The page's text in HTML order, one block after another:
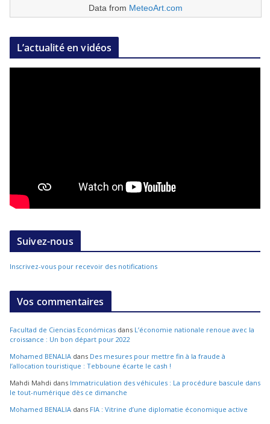
Data from MeteoArt.com
L’actualité en vidéos
Suivez-nous
Inscrivez-vous pour recevoir des notifications
Vos commentaires
Facultad de Ciencias Económicas dans L’économie nationale renoue avec la
croissance : Un bon départ pour 2022
Mohamed BENALIA dans Des mesures pour mettre fin à la fraude à
l’allocation touristique : Tebboune écarte le cash !
Mahdi Mahdi dans Immatriculation des véhicules : La procédure bascule dans
le tout-numérique dès ce dimanche
Mohamed BENALIA dans FIA : Vitrine d’une diplomatie économique active